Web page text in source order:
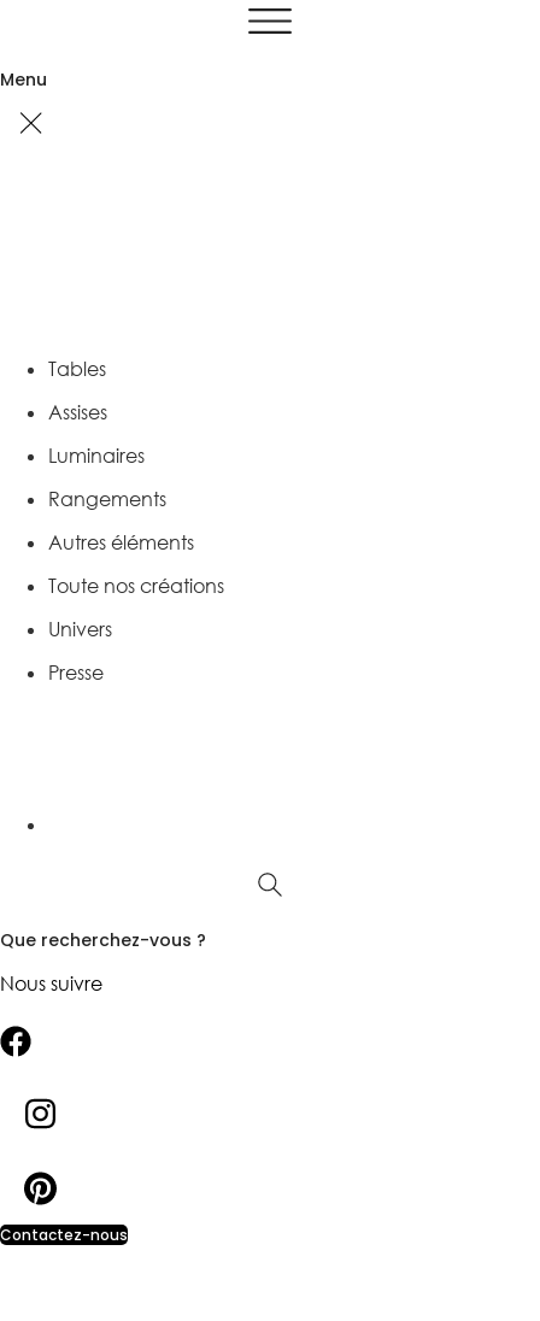
contenu
Menu
Tables
Assises
Luminaires
Rangements
Autres éléments
Toute nos créations
Univers
Presse
Que recherchez-vous ?
Nous suivre
Contactez-nous